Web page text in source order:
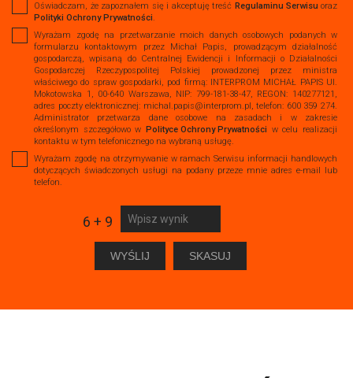
Oświadczam, że zapoznałem się i akceptuję treść Regulaminu Serwisu oraz
Polityki Ochrony Prywatności.
Wyrażam zgodę na przetwarzanie moich danych osobowych podanych w
formularzu kontaktowym przez Michał Papis, prowadzącym działalność
gospodarczą, wpisaną do Centralnej Ewidencji i Informacji o Działalności
Gospodarczej Rzeczypospolitej Polskiej prowadzonej przez ministra
właściwego do spraw gospodarki, pod firmą: INTERPROM MICHAŁ PAPIS Ul.
Mokotowska 1, 00-640 Warszawa, NIP: 799-181-38-47, REGON: 140277121,
adres poczty elektronicznej: michal.papis@interprom.pl, telefon: 600 359 274.
Administrator przetwarza dane osobowe na zasadach i w zakresie
określonym szczegółowo w
Polityce Ochrony Prywatności w celu realizacji
kontaktu w tym telefonicznego na wybraną usługę.
Wyrażam zgodę na otrzymywanie w ramach Serwisu informacji handlowych
dotyczących świadczonych usługi na podany przeze mnie adres e-mail lub
telefon.
6 + 9